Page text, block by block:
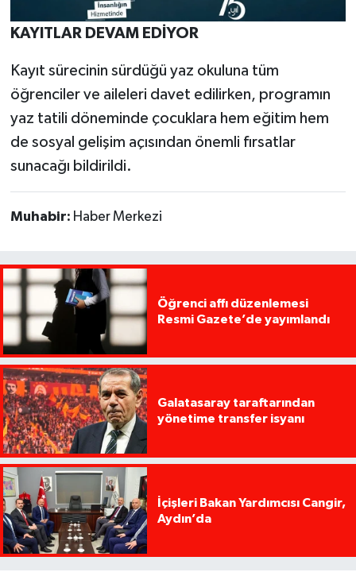
KAYITLAR DEVAM EDİYOR
Kayıt sürecinin sürdüğü yaz okuluna tüm
öğrenciler ve aileleri davet edilirken, programın
yaz tatili döneminde çocuklara hem eğitim hem
de sosyal gelişim açısından önemli fırsatlar
sunacağı bildirildi.
Muhabir: Haber Merkezi
Öğrenci affı düzenlemesi
Resmi Gazete’de yayımlandı
Galatasaray taraftarından
yönetime transfer isyanı
İçişleri Bakan Yardımcısı Cangir,
Aydın’da